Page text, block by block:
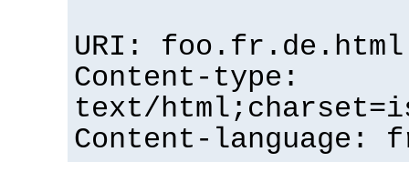
URI: foo.fr.de.html
Content-type:
text/
Content-language: